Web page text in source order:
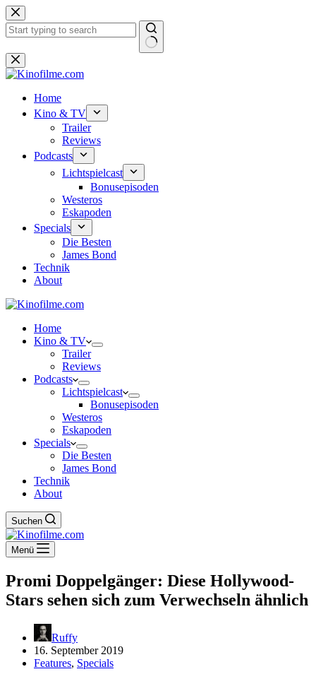
Zum
Inhalt
springen
Keine
Ergebnisse
Home
Kino & TV
Trailer
Reviews
Podcasts
Lichtspielcast
Bonusepisoden
Westeros
Eskapoden
Specials
Die Besten
James Bond
Technik
About
Home
Kino & TV
Trailer
Reviews
Podcasts
Lichtspielcast
Bonusepisoden
Westeros
Eskapoden
Specials
Die Besten
James Bond
Technik
About
Suchen
Menü
Promi Doppelgänger: Diese Hollywood-
Stars sehen sich zum Verwechseln ähnlich
Ruffy
16. September 2019
Features, Specials